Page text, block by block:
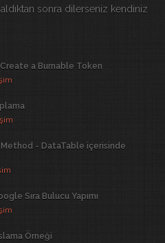
aldıktan sonra dilerseniz kendiniz
a Burnable Token
- DataTable içerisinde
Sıra Bulucu Yapımı
Örneği